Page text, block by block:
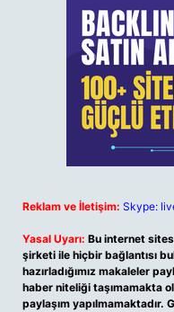
Reklam ve İletişim: Skype:
Yasal Uyarı: Bu internet
şirketi ile hiçbir bağlantısı
hazırladığımız makaleler
haber niteliği taşımamakta
paylaşım yapılmamaktadır.